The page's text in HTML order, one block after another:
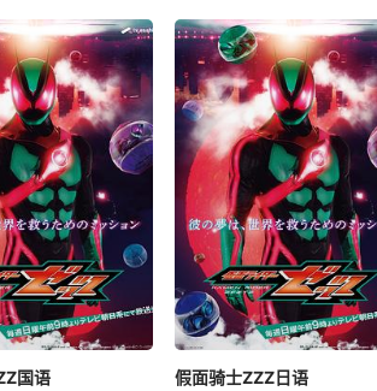
国语
假面骑士ZZZ日语